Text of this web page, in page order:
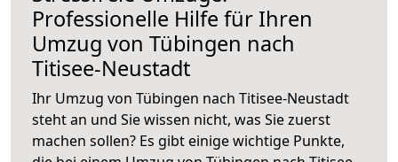
Professionelle Hilfe für Ihren
Umzug von Tübingen nach
Titisee-Neustadt
Ihr Umzug von Tübingen nach Titisee-Neustadt
steht an und Sie wissen nicht, was Sie zuerst
machen sollen? Es gibt einige wichtige Punkte,